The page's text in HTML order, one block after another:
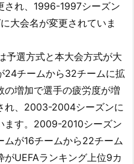
され、1996-1997シーズン
大会名が変更されていま
予選方式と本大会方式が大
24チームから32チームに拡
の増加で選手の疲労度が増
れ、2003-2004シーズンに
ます。2009-2010シーズン
ムが16チームから22チーム
UEFAランキング上位9カ